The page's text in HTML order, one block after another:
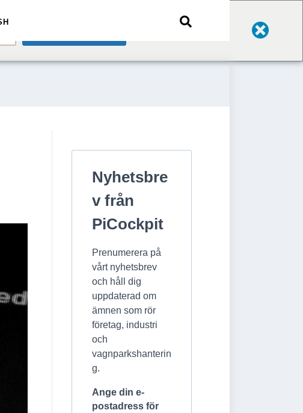
Nyhetsbre
v från
PiCockpit
Prenumerera på
vårt nyhetsbrev
och håll dig
uppdaterad om
ämnen som rör
företag, industri
och
vagnparkshanterin
g.
Ange din e-
postadress för